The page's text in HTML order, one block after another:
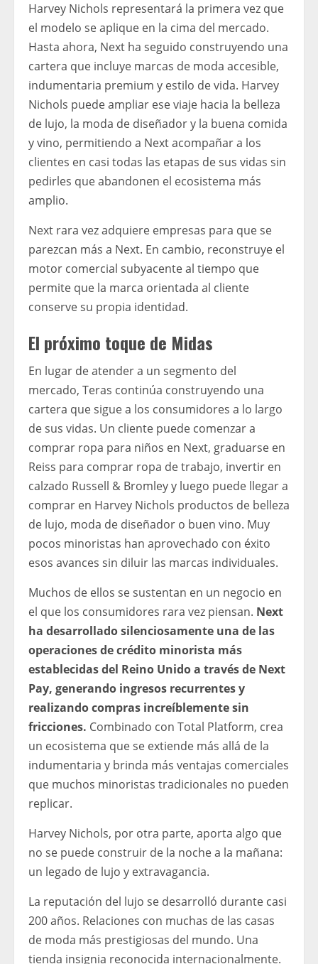
Harvey Nichols representará la primera vez que
el modelo se aplique en la cima del mercado.
Hasta ahora, Next ha seguido construyendo una
cartera que incluye marcas de moda accesible,
indumentaria premium y estilo de vida. Harvey
Nichols puede ampliar ese viaje hacia la belleza
de lujo, la moda de diseñador y la buena comida
y vino, permitiendo a Next acompañar a los
clientes en casi todas las etapas de sus vidas sin
pedirles que abandonen el ecosistema más
amplio.
Next rara vez adquiere empresas para que se
parezcan más a Next. En cambio, reconstruye el
motor comercial subyacente al tiempo que
permite que la marca orientada al cliente
conserve su propia identidad.
El próximo toque de Midas
En lugar de atender a un segmento del
mercado, Teras continúa construyendo una
cartera que sigue a los consumidores a lo largo
de sus vidas. Un cliente puede comenzar a
comprar ropa para niños en Next, graduarse en
Reiss para comprar ropa de trabajo, invertir en
calzado Russell & Bromley y luego puede llegar a
comprar en Harvey Nichols productos de belleza
de lujo, moda de diseñador o buen vino. Muy
pocos minoristas han aprovechado con éxito
esos avances sin diluir las marcas individuales.
Muchos de ellos se sustentan en un negocio en
el que los consumidores rara vez piensan. Next
ha desarrollado silenciosamente una de las
operaciones de crédito minorista más
establecidas del Reino Unido a través de Next
Pay, generando ingresos recurrentes y
realizando compras increíblemente sin
fricciones. Combinado con Total Platform, crea
un ecosistema que se extiende más allá de la
indumentaria y brinda más ventajas comerciales
que muchos minoristas tradicionales no pueden
replicar.
Harvey Nichols, por otra parte, aporta algo que
no se puede construir de la noche a la mañana:
un legado de lujo y extravagancia.
La reputación del lujo se desarrolló durante casi
200 años. Relaciones con muchas de las casas
de moda más prestigiosas del mundo. Una
tienda insignia reconocida internacionalmente.